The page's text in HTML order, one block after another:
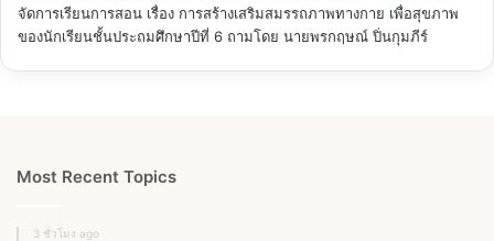
จัดการเรียนการสอน เรื่อง การสร้างเสริมสมรรถภาพทางกาย เพื่อสุขภาพ
ของนักเรียนชั้นประถมศึกษาปีที่ 6 ถามโดย นายพรกฤษณ์ ปิ่นกุมภีร์
Most Recent Topics
3 ชั่วโมง ago